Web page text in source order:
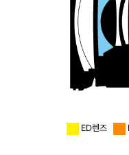
ED렌즈